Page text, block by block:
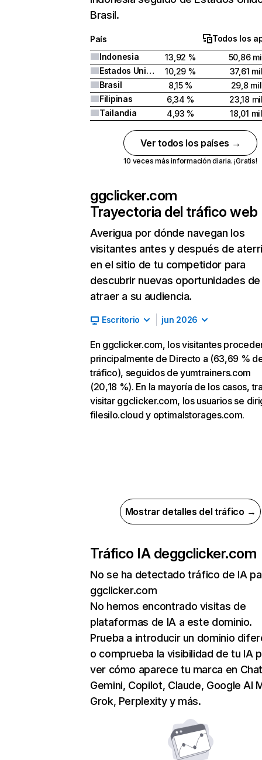
Brasil.
País
Todos los
Indonesia
13,92 %
50,86
Estados Unidos
10,29 %
37,61
Brasil
8,15 %
29,8 mil
Filipinas
6,34 %
23,18
Tailandia
4,93 % 18,01 mil
Ver todos los países →
10 veces más información diaria. ¡Gratis!
ggclicker.com
Trayectoria del tráfico web
Averigua por dónde navegan los
visitantes antes y después de
en el sitio de tu competidor para
descubrir nuevas oportunidades de
atraer a su audiencia.
Escritorio jun 2026
En ggclicker.com, los visitantes
principalmente de Directo a (63,69 %
tráfico), seguidos de yumtrainers.com
(20,18 %). En la mayoría de los casos,
visitar ggclicker.com, los usuarios se
filesilo.cloud y optimalstorages.com.
Mostrar detalles del tráfico →
Tráfico IA deggclicker.com
No se ha detectado tráfico de IA
ggclicker.com
No hemos encontrado visitas de
plataformas de IA a este dominio.
Prueba a introducir un dominio
o comprueba la visibilidad de tu IA
ver cómo aparece tu marca en
Gemini, Copilot, Claude, Google AI
Grok, Perplexity y más.